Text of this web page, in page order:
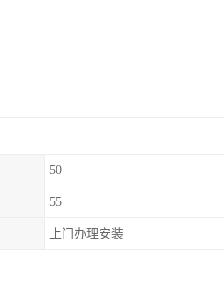
50
55
上门办理安装